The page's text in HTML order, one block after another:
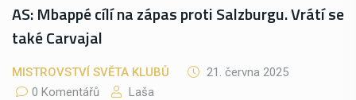
AS: Mbappé cílí na zápas proti Salzburgu. Vrátí se
také Carvajal
MISTROVSTVÍ SVĚTA KLUBŮ
21. června 2025
0 Komentářů
Laša